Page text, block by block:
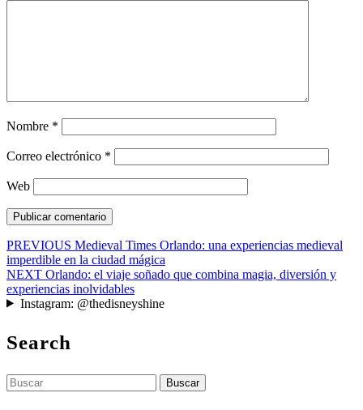
Nombre *
Correo electrónico *
Web
Navegación
de
entradas
PREVIOUS Entrada
anterior:
Medieval Times Orlando: una experiencias medieval
imperdible en la ciudad mágica
NEXT Siguiente
entrada:
Orlando: el viaje soñado que combina magia, diversión y
experiencias inolvidables
Instagram: @thedisneyshine
Search
Buscar: